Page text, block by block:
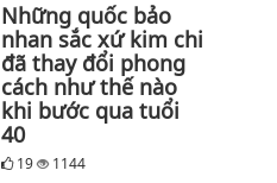
Những quốc bảo
nhan sắc xứ kim chi
đã thay đổi phong
cách như thế nào
khi bước qua tuổi
40
19 1144